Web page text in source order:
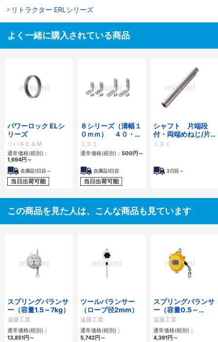
リトラクター ERLシリーズ
よく一緒に購入されている商品
パワーロック ELシ
リーズ
ツバキＥ＆Ｍ
通常価格(税別)：
1,694円 ～
在庫品1日目～
当日出荷可能
８シリーズ（溝幅１
０ｍｍ） ４０・８
０角アルミフレーム
用ブラインドブラケ
ミスミ
通常価格(税別)： 500円 ～
在庫品1日目
当日出荷可能
シャフト 片端段
付・両端めねじ/片
端段付・片端めねじ
ミスミ
3日目～
この商品を見た人は、こんな商品も見ています
スプリングバランサ
ー（容量1.5～7kg）
遠藤工業
通常価格(税別)：
13,851円 ～
ツールバランサー
（ロープ径2mm）
遠藤工業
通常価格(税別)：
5,742円 ～
スプリングバランサ
ー（容量0.5～
90kg）
遠藤工業
通常価格(税別)：
4,391円 ～